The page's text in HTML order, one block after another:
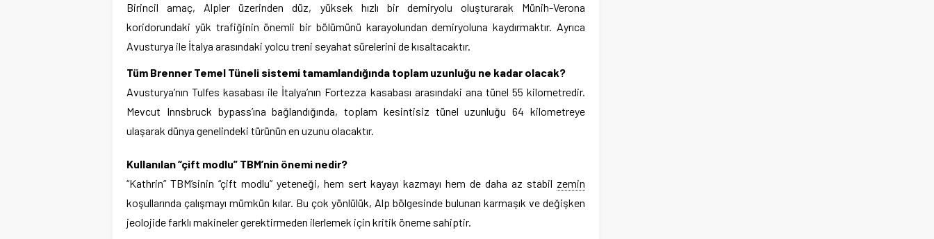
Birincil amaç, Alpler üzerinden düz, yüksek hızlı bir demiryolu oluşturarak Münih-Verona
koridorundaki yük trafiğinin önemli bir bölümünü karayolundan demiryoluna kaydırmaktır. Ayrıca
Avusturya ile İtalya arasındaki yolcu treni seyahat sürelerini de kısaltacaktır.
Tüm Brenner Temel Tüneli sistemi tamamlandığında toplam uzunluğu ne kadar olacak?
Avusturya’nın Tulfes kasabası ile İtalya’nın Fortezza kasabası arasındaki ana tünel 55 kilometredir.
Mevcut Innsbruck bypass’ına bağlandığında, toplam kesintisiz tünel uzunluğu 64 kilometreye
ulaşarak dünya genelindeki türünün en uzunu olacaktır.
Kullanılan “çift modlu” TBM’nin önemi nedir?
“Kathrin” TBM’sinin “çift modlu” yeteneği, hem sert kayayı kazmayı hem de daha az stabil zemin
koşullarında çalışmayı mümkün kılar. Bu çok yönlülük, Alp bölgesinde bulunan karmaşık ve değişken
jeolojide farklı makineler gerektirmeden ilerlemek için kritik öneme sahiptir.